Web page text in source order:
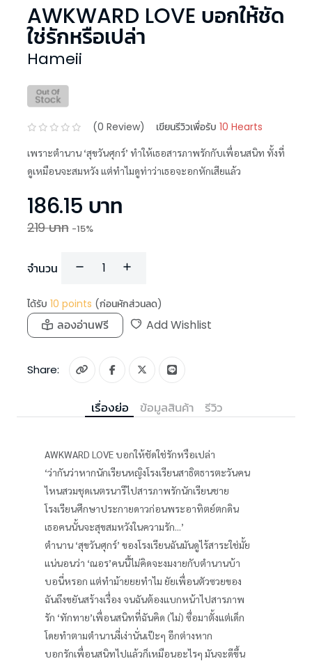
AWKWARD LOVE บอกให้ชัด
ใช่รักหรือเปล่า
Hameii
(0 Review) เขียนรีวิวเพื่อรับ 10 Hearts
เพราะตำนาน ‘สุขวันศุกร์’ ทำให้เธอสารภาพรักกับเพื่อนสนิท ทั้งที่
ดูเหมือนจะสมหวัง แต่ทำไมดูท่าว่าเธอจะอกหักเสียแล้ว
186.15 บาท
219บาท -15%
จำนวน
ได้รับ 10 points (ก่อนหักส่วนลด)
ลองอ่านฟรี Add Wishlist
Share:
เรื่องย่อ ข้อมูลสินค้า รีวิว
AWKWARD LOVE บอกให้ชัดใช่รักหรือเปล่า
‘ว่ากันว่าหากนักเรียนหญิงโรงเรียนสาธิตธารตะวันคน
ไหนสวมชุดเนตรนารีไปสารภาพรักนักเรียนชาย
โรงเรียนศึกษาประกายดาวก่อนพระอาทิตย์ตกดิน
เธอคนนั้นจะสุขสมหวังในความรัก...’
ตำนาน ‘สุขวันศุกร์’ ของโรงเรียนฉันมันดูไร้สาระใช่มั้ย
แน่นอนว่า ‘ณอร’คนนี้ไม่คิดจะงมงายกับตำนานบ้า
บอนี่หรอก แต่ทำม้ายยยทำไม ยัยเพื่อนตัวซวยของ
ฉันถึงขยันสร้างเรื่อง จนฉันต้องแบกหน้าไปสารภาพ
รัก ‘ทักทาย’เพื่อนสนิทที่ฉันคิด (ไม่) ซื่อมาตั้งแต่เด็ก
โดยทำตามตำนานงี่เง่านั่นเป๊ะๆ อีกต่างหาก
บอกรักเพื่อนสนิทไปแล้วก็เหมือนอะไรๆ มันจะดีขึ้น